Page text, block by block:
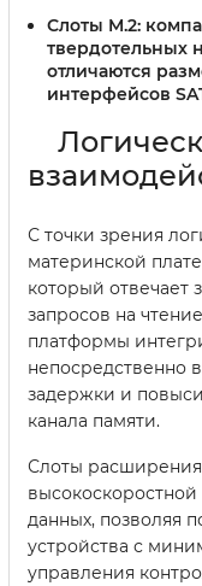
Слоты M.2:
твердотельных
отличаются
интерфейсов
С точки зрения
материнской
который отвечает
запросов на
платформы
непосредственно
задержки и
канала памяти.
Слоты
данных, позволяя
устройства с
управления